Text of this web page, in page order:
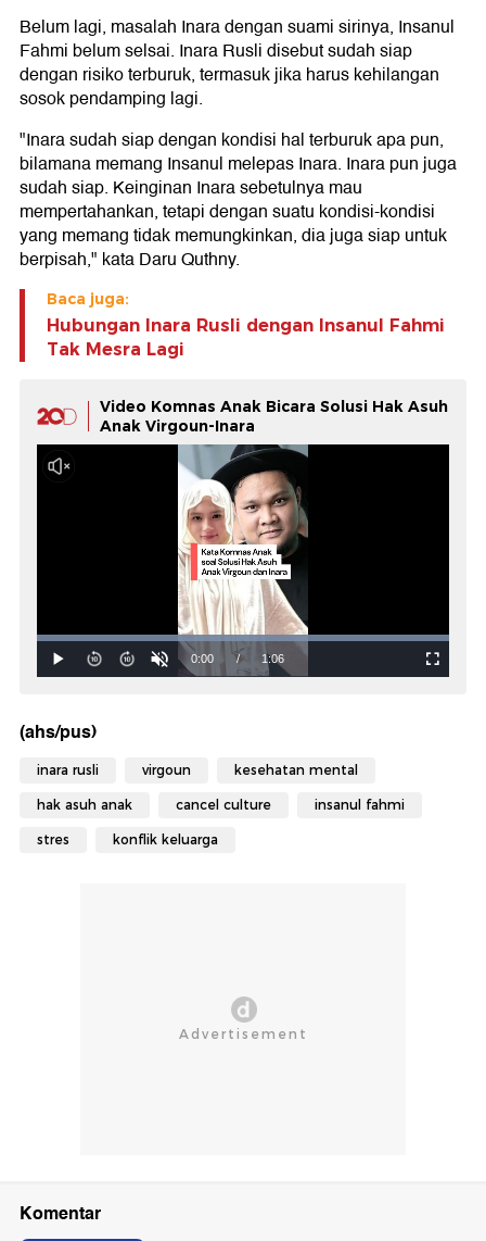
Belum lagi, masalah Inara dengan suami sirinya, Insanul
Fahmi belum selsai. Inara Rusli disebut sudah siap
dengan risiko terburuk, termasuk jika harus kehilangan
sosok pendamping lagi.
"Inara sudah siap dengan kondisi hal terburuk apa pun,
bilamana memang Insanul melepas Inara. Inara pun juga
sudah siap. Keinginan Inara sebetulnya mau
mempertahankan, tetapi dengan suatu kondisi-kondisi
yang memang tidak memungkinkan, dia juga siap untuk
berpisah," kata Daru Quthny.
Baca juga:
Hubungan Inara Rusli dengan Insanul Fahmi
Tak Mesra Lagi
Video Komnas Anak Bicara Solusi Hak Asuh
Anak Virgoun-Inara
(ahs/pus)
inara rusli virgoun kesehatan mental
hak asuh anak cancel culture insanul fahmi
stres konflik keluarga
Komentar